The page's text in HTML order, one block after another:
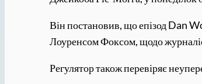
Він постановив, що епізод Dan
Лоуренсом Фоксом, щодо
Регулятор також перевіряє